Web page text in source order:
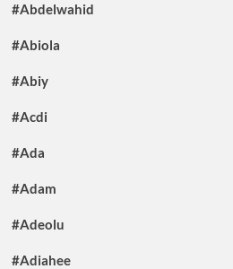
#Abdelwahid
#Abiola
#Abiy
#Acdi
#Ada
#Adam
#Adeolu
#Adiahee